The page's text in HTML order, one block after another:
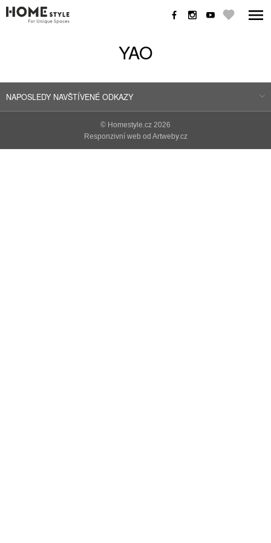
YAO
NAPOSLEDY NAVŠTÍVENÉ ODKAZY
© Homestyle.cz 2026
Responzivní web od Artweby.cz